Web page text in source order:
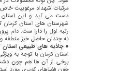
رتبه اول را دارا ست. دام
نه چندان حاصل خیز منطقه و
● جاذبه های طبیعی استان
استان كرمان با توجه به
برخی از آن ها هم چون دشت